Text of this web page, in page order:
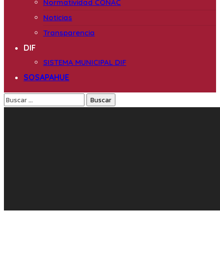
Normatividad CONAC
Noticias
Transparencia
DIF
SISTEMA MUNICIPAL DIF
SOSAPAHUE